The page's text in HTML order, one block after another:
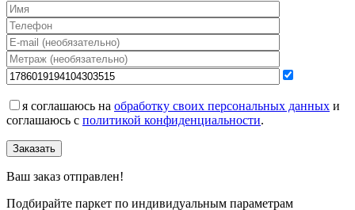
я соглашаюсь на обработку своих персональных данных и
соглашаюсь с политикой конфиденциальности.
Заказать
Ваш заказ отправлен!
Подбирайте паркет по индивидуальным параметрам